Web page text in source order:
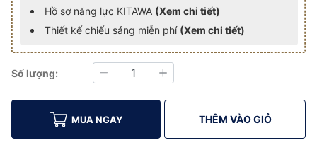
Hồ sơ năng lực KITAWA (Xem chi tiết)
Thiết kế chiếu sáng miễn phí (Xem chi tiết)
Số lượng:
Giảm Tăng
MUA NGAY THÊM VÀO GIỎ